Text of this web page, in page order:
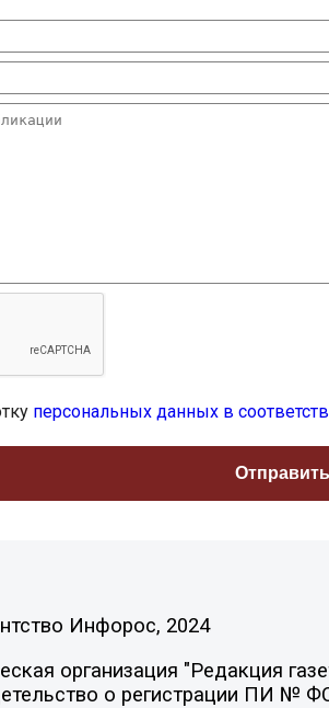
персональных данных в
Инфорос, 2024
организация "Редакция
о регистрации ПИ №